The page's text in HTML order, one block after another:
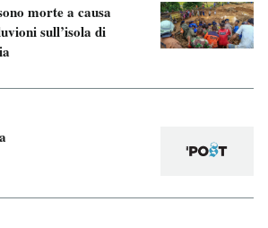
morte a causa
sull’isola di